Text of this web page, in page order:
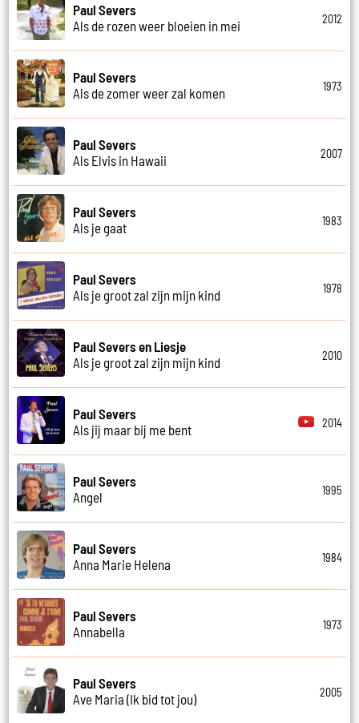
Paul Severs
Als de rozen weer bloeien in mei
2012
Paul Severs
Als de zomer weer zal komen
1973
Paul Severs
Als Elvis in Hawaii
2007
Paul Severs
Als je gaat
1983
Paul Severs
Als je groot zal zijn mijn kind
1978
Paul Severs en Liesje
Als je groot zal zijn mijn kind
2010
Paul Severs
Als jij maar bij me bent
2014
Paul Severs
Angel
1995
Paul Severs
Anna Marie Helena
1984
Paul Severs
Annabella
1973
Paul Severs
Ave Maria (Ik bid tot jou)
2005